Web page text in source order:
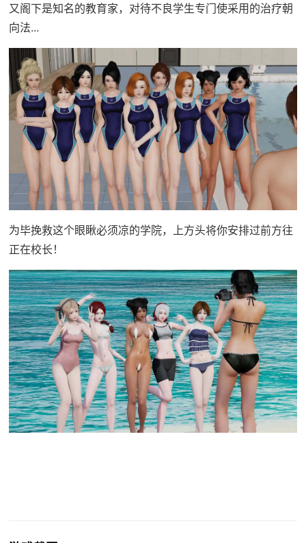
又阁下是知名的教育家，对待不良学生专门使采用的治疗朝
向法...
为毕挽救这个眼瞅必须凉的学院，上方头将你安排过前方往
正在校长！